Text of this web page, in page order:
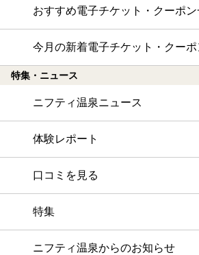
おすすめ電子チケット・クーポン
今月の新着電子チケット・クーポ
特集・ニュース
ニフティ温泉ニュース
体験レポート
口コミを見る
特集
ニフティ温泉からのお知らせ